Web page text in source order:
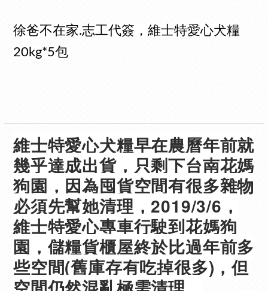
徐爸不在家.志工代簽，維士特愛心犬糧
20kg*5包
維士特愛心犬糧早在農曆年前就
幾乎達成出貨，只剩下台南花媽
狗園，因為囤貨空間有很多雜物
必須先幫她清理，2019/3/6，
維士特愛心專車行駛到花媽狗
園，儲糧貨櫃屋終於比過年前多
些空間(舊庫存有吃掉很多)，但